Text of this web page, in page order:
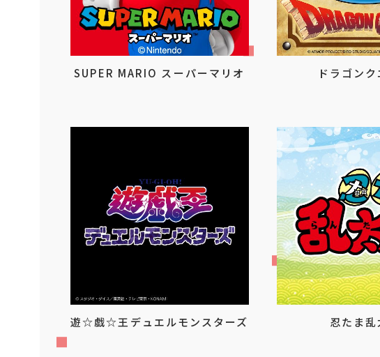
SUPER MARIO スーパーマリオ ドラゴン
遊☆戯☆王デュエルモンスターズ 忍たま乱